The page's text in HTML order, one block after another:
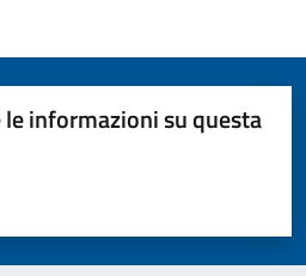
informazioni su questa
su 5
su 5
5